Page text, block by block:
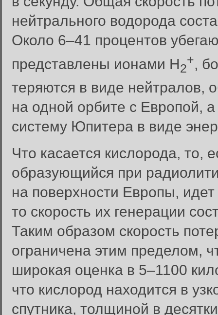
нейтрального водорода
Около 6–41 процентов
представлены ионами H2
+,
теряются в виде нейтралов,
на одной орбите с Европой,
систему Юпитера в виде
Что касается кислорода, то,
образующийся при
на поверхности Европы,
то скорость их генерации
Таким образом скорость
ограничена этим пределом,
широкая оценка в 5–1100
что кислород находится в
спутника, толщиной в